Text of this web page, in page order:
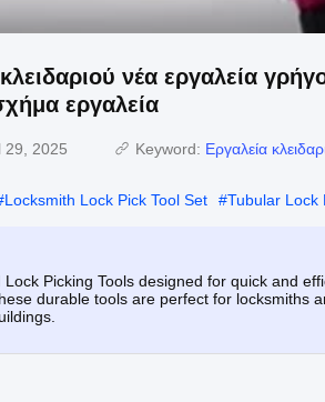
νέα εργαλεία
εργαλεία
29, 2025 Keyword: Εργαλεία
Locksmith Lock Pick Tool Set #Tubular Lock
Picking Tools designed for quick and
durable tools are perfect for locksmiths